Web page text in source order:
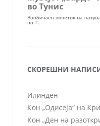
СКОРЕШНИ
Илинден
Кон „Одисеја“ на
Кон „Ден на